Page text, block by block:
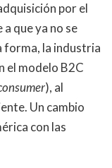
por el
que ya no se
forma, la industria
el modelo B2C
), al
Un cambio
con las